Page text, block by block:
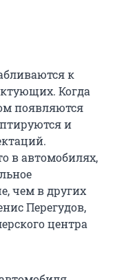
к
Когда
появляются
и
в автомобилях,
чем в других
Перегудов,
центра